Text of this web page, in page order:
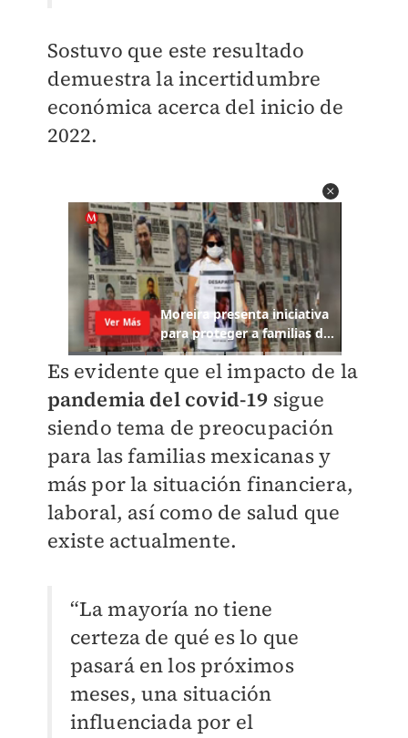
Sostuvo que este resultado
demuestra la incertidumbre
económica acerca del inicio de
2022.
Es evidente que el impacto de la
pandemia del covid-19 sigue
siendo tema de preocupación
para las familias mexicanas y
más por la situación financiera,
laboral, así como de salud que
existe actualmente.
“La mayoría no tiene
certeza de qué es lo que
pasará en los próximos
meses, una situación
influenciada por el